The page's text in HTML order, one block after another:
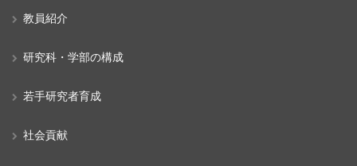
教員紹介
研究科・学部の構成
若手研究者育成
社会貢献